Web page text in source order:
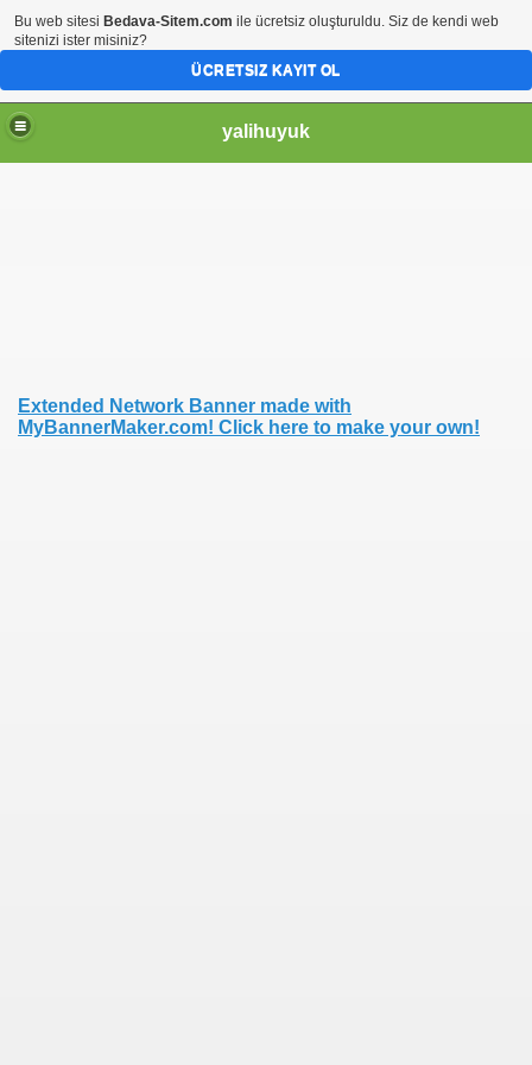
yalihuyuk
Extended Network Banner made with
MyBannerMaker.com! Click here to make your own!
Bu web sitesi Bedava-Sitem.com ile ücretsiz oluşturuldu. Siz de kendi web
sitenizi ister misiniz?
ÜCRETSIZ KAYIT OL